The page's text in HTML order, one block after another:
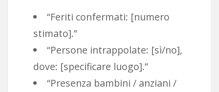
“Feriti confermati: [numero
stimato].”
“Persone intrappolate: [sì/no],
dove: [specificare luogo].”
“Presenza bambini / anziani /